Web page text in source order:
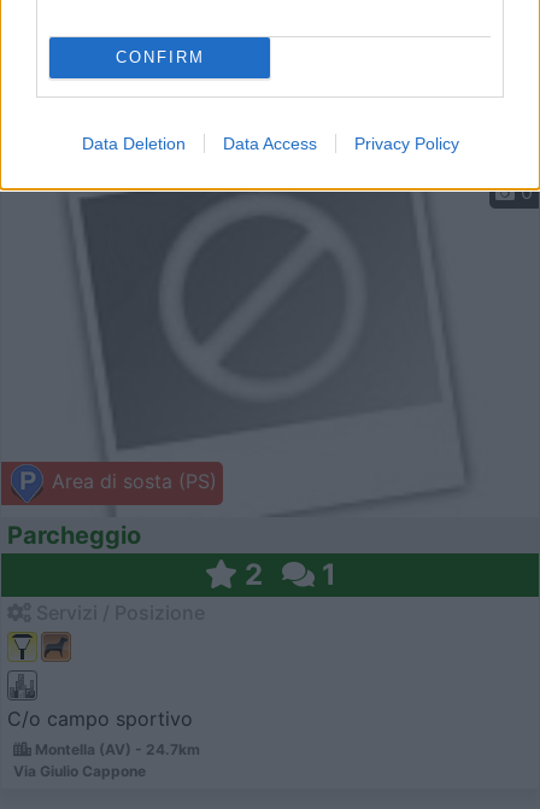
CONFIRM
Data Deletion Data Access Privacy Policy
Area di sosta (PS)
0
Parcheggio
2 1
C/o campo sportivo
Montella (AV) - 24.7km
Via Giulio Cappone